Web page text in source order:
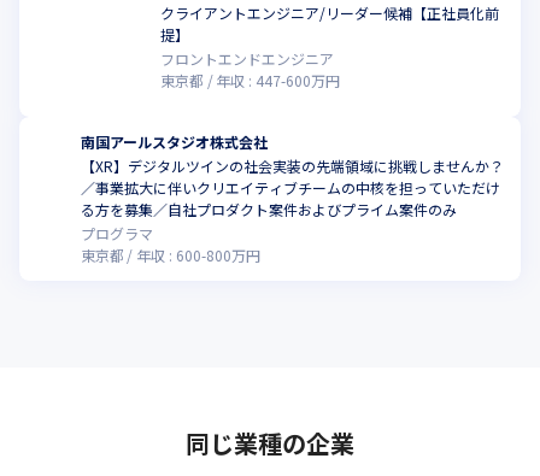
クライアントエンジニア/リーダー候補【正社員化前
提】
フロントエンドエンジニア
東京都
年収 : 447-600万円
南国アールスタジオ株式会社
【XR】デジタルツインの社会実装の先端領域に挑戦しませんか？
／事業拡大に伴いクリエイティブチームの中核を担っていただけ
る方を募集／自社プロダクト案件およびプライム案件のみ
プログラマ
東京都
年収 : 600-800万円
同じ業種の企業